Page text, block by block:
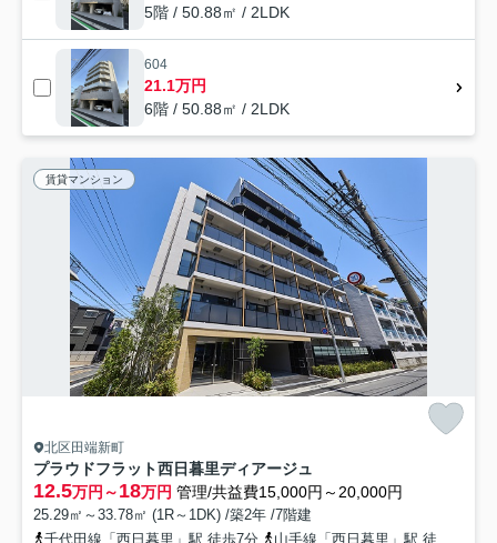
5階 / 50.88㎡ / 2LDK
604
21.1万円
6階 / 50.88㎡ / 2LDK
賃貸マンション
北区田端新町
プラウドフラット西日暮里ディアージュ
12.5万円～18万円 管理/共益費15,000円～20,000円
25.29㎡～33.78㎡ (1R～1DK) /築2年 /7階建
千代田線「西日暮里」駅 徒歩7分
山手線「西日暮里」駅 徒歩8分